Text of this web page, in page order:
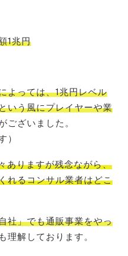
1兆円
よっては、1兆円レベル
いう風にプレイヤーや業
ございました。
）
ありますが残念ながら、
れるコンサル業者はどこ
社」でも通販事業をやっ
理解しております。